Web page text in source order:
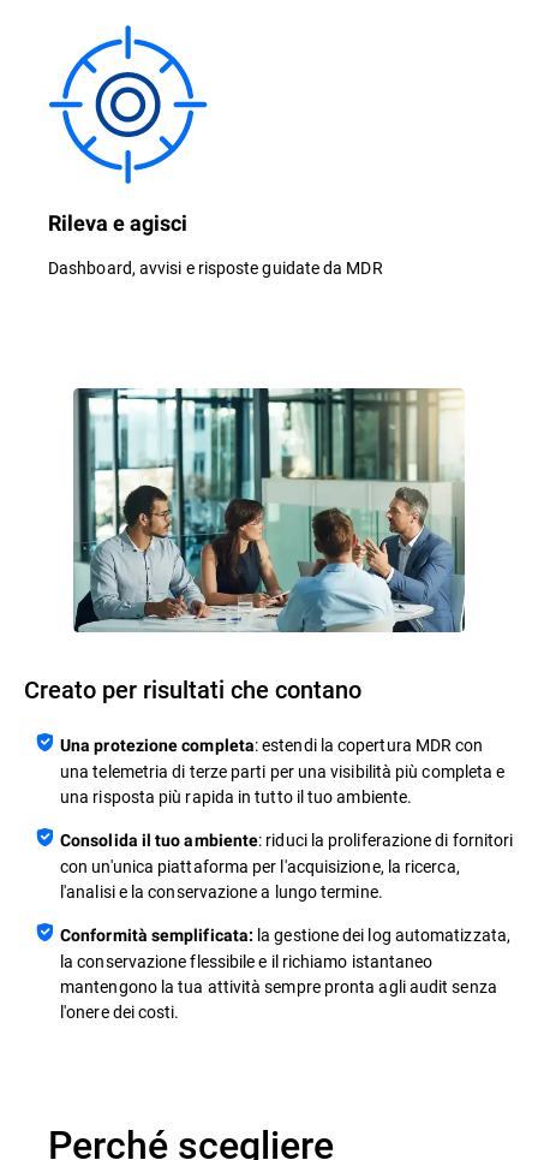
Rileva e agisci
Dashboard, avvisi e risposte guidate da MDR
Creato per risultati che contano
Una protezione completa: estendi la copertura MDR con
una telemetria di terze parti per una visibilità più completa e
una risposta più rapida in tutto il tuo ambiente.
Consolida il tuo ambiente: riduci la proliferazione di fornitori
con un'unica piattaforma per l'acquisizione, la ricerca,
l'analisi e la conservazione a lungo termine.
Conformità semplificata: la gestione dei log automatizzata,
la conservazione flessibile e il richiamo istantaneo
mantengono la tua attività sempre pronta agli audit senza
l'onere dei costi.
Perché scegliere